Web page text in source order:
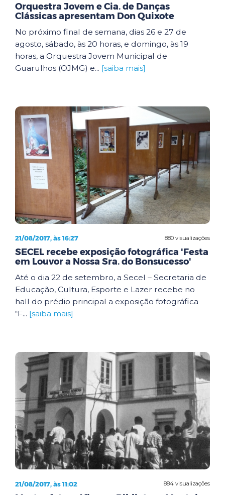
Orquestra Jovem e Cia. de Danças
Clássicas apresentam Don Quixote
No próximo final de semana, dias 26 e 27 de
agosto, sábado, às 20 horas, e domingo, às 19
horas, a Orquestra Jovem Municipal de
Guarulhos (OJMG) e... [saiba mais]
880 visualizações
21/08/2017, às 16:27
SECEL recebe exposição fotográfica 'Festa
em Louvor a Nossa Sra. do Bonsucesso'
Até o dia 22 de setembro, a Secel – Secretaria de
Educação, Cultura, Esporte e Lazer recebe no
hall do prédio principal a exposição fotográfica
“F... [saiba mais]
884 visualizações
21/08/2017, às 11:02